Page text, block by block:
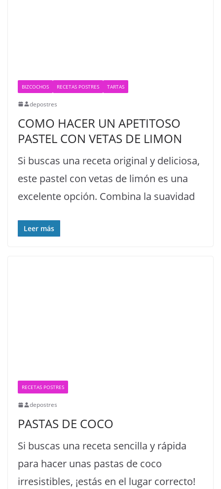
BIZCOCHOS RECETAS POSTRES TARTAS
depostres
COMO HACER UN APETITOSO
PASTEL CON VETAS DE LIMON
Si buscas una receta original y deliciosa,
este pastel con vetas de limón es una
excelente opción. Combina la suavidad
Leer más
RECETAS POSTRES
depostres
PASTAS DE COCO
Si buscas una receta sencilla y rápida
para hacer unas pastas de coco
irresistibles, ¡estás en el lugar correcto!